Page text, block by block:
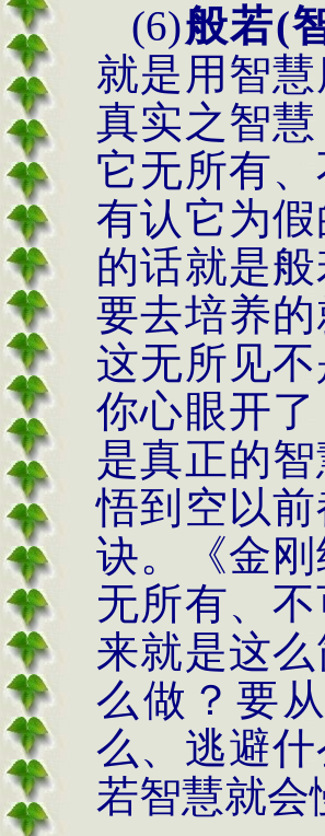
(6)般若(
就是用智
真实之智
它无所有
有认它为
的话就是
要去培养
这无所见
你心眼开
是真正的
悟到空以
诀。《金
无所有、
来就是这
么做？要
么、逃避
若智慧就会